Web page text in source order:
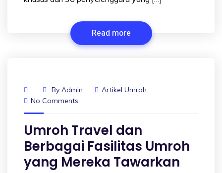
Read more
By Admin
Artikel Umroh
No Comments
Umroh Travel dan
Berbagai Fasilitas Umroh
yang Mereka Tawarkan